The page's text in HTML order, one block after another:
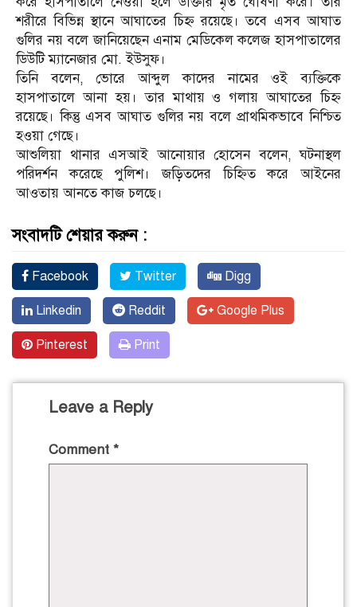
শরীরে বিভিন্ন স্থানে আঘাতের চিহ্ন রয়েছে। তবে এসব আঘাত
গুলির নয় বলে জানিয়েছেন এনাম মেডিকেল কলেজ হাসপাতালের
ডিউটি ম্যানেজার মো. ইউসুফ।
তিনি বলেন, ভোরে আব্দুল কাদের নামের ওই ব্যক্তিকে
হাসপাতালে আনা হয়। তার মাথায় ও গলায় আঘাতের চিহ্ন
রয়েছে। কিন্তু এসব আঘাত গুলির নয় বলে প্রাথমিকভাবে নিশ্চিত
হওয়া গেছে।
আশুলিয়া থানার এসআই আনোয়ার হোসেন বলেন, ঘটনাস্থল
পরিদর্শন করেছে পুলিশ। জড়িতদের চিহ্নিত করে আইনের
আওতায় আনতে কাজ চলছে।
সংবাদটি শেয়ার করুন :
Facebook Twitter Digg
Linkedin Reddit Google Plus
Pinterest Print
Leave a Reply
Comment *